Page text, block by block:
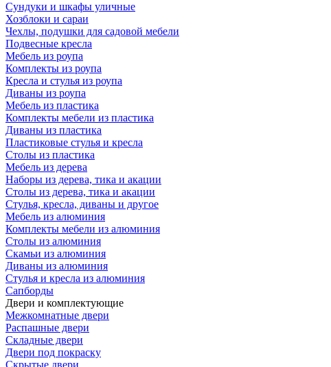
Сундуки и шкафы уличные
Хозблоки и сараи
Чехлы, подушки для садовой мебели
Подвесные кресла
Мебель из роупа
Комплекты из роупа
Кресла и стулья из роупа
Диваны из роупа
Мебель из пластика
Комплекты мебели из пластика
Диваны из пластика
Пластиковые стулья и кресла
Столы из пластика
Мебель из дерева
Наборы из дерева, тика и акации
Столы из дерева, тика и акации
Стулья, кресла, диваны и другое
Мебель из алюминия
Комплекты мебели из алюминия
Столы из алюминия
Скамьи из алюминия
Диваны из алюминия
Стулья и кресла из алюминия
Сапборды
Двери и комплектующие
Межкомнатные двери
Распашные двери
Складные двери
Двери под покраску
Скрытые двери